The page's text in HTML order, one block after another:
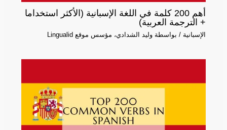
أهم 200 كلمة في اللغة الإسبانية (الأكثر استخداما
+ الترجمة العربية)
الإسبانية / بواسطة وليد الشدادي، مؤسس موقع Lingualid